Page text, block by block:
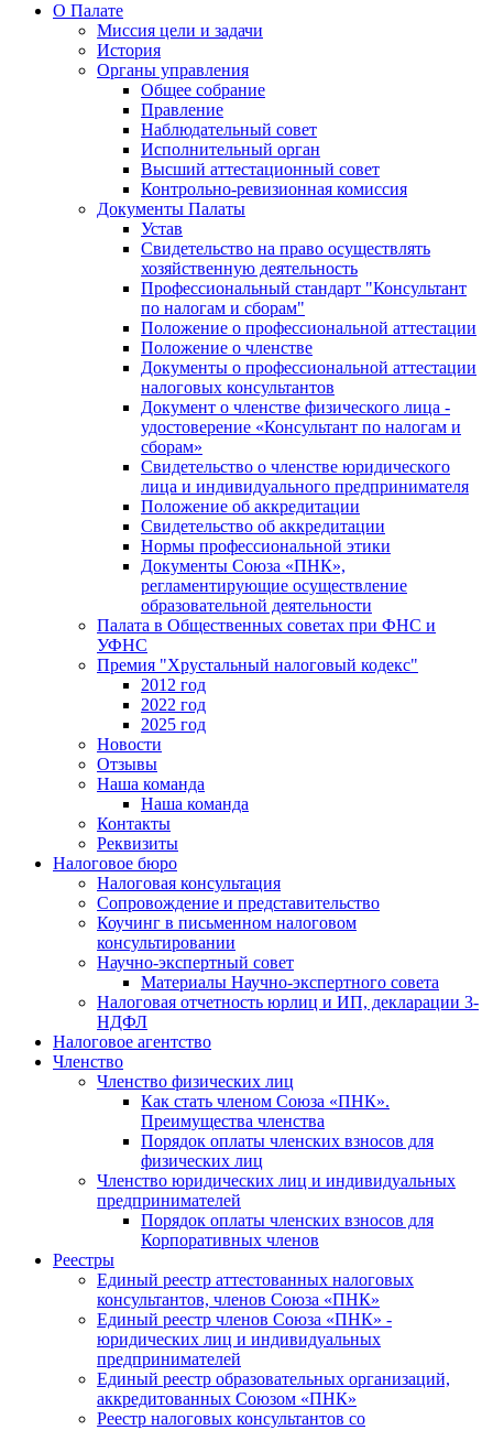
О Палате
Миссия цели и задачи
История
Органы управления
Общее собрание
Правление
Наблюдательный совет
Исполнительный орган
Высший аттестационный совет
Контрольно-ревизионная комиссия
Документы Палаты
Устав
Свидетельство на право осуществлять
хозяйственную деятельность
Профессиональный стандарт "Консультант
по налогам и сборам"
Положение о профессиональной аттестации
Положение о членстве
Документы о профессиональной аттестации
налоговых консультантов
Документ о членстве физического лица -
удостоверение «Консультант по налогам и
сборам»
Свидетельство о членстве юридического
лица и индивидуального предпринимателя
Положение об аккредитации
Свидетельство об аккредитации
Нормы профессиональной этики
Документы Союза «ПНК»,
регламентирующие осуществление
образовательной деятельности
Палата в Общественных советах при ФНС и
УФНС
Премия "Хрустальный налоговый кодекс"
2012 год
2022 год
2025 год
Новости
Отзывы
Наша команда
Наша команда
Контакты
Реквизиты
Налоговое бюро
Налоговая консультация
Cопровождение и представительство
Коучинг в письменном налоговом
консультировании
Научно-экспертный совет
Материалы Научно-экспертного совета
Налоговая отчетность юрлиц и ИП, декларации 3-
НДФЛ
Налоговое агентство
Членство
Членство физических лиц
Как стать членом Союза «ПНК».
Преимущества членства
Порядок оплаты членских взносов для
физических лиц
Членство юридических лиц и индивидуальных
предпринимателей
Порядок оплаты членских взносов для
Корпоративных членов
Реестры
Единый реестр аттестованных налоговых
консультантов, членов Союза «ПНК»
Единый реестр членов Союза «ПНК» -
юридических лиц и индивидуальных
предпринимателей
Единый реестр образовательных организаций,
аккредитованных Союзом «ПНК»
Реестр налоговых консультантов со